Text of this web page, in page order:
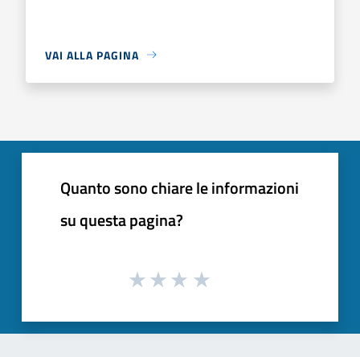
VAI ALLA PAGINA
Quanto sono chiare le informazioni
su questa pagina?